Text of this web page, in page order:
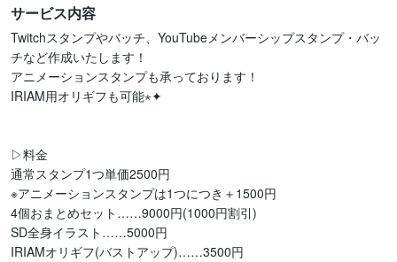
サービス内容
Twitchスタンプやバッチ、YouTubeメンバーシップスタンプ・バッ
チなど作成いたします！
アニメーションスタンプも承っております！
IRIAM用オリギフも可能⋆✦
▷料金
通常スタンプ1つ単価2500円
※アニメーションスタンプは1つにつき＋1500円
4個おまとめセット……9000円(1000円割引)
SD全身イラスト……5000円
IRIAMオリギフ(バストアップ)……3500円